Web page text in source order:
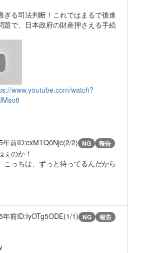
ぎる司法判断！これではまるで後進
題で、日本政府の財産押さえる手続
www.youtube.com/watch?
年前ID:cxMTQ0Njc(2/2) NG 報告
ぇのか！
こっちは、ずっと待ってるんだから
年前ID:IyOTg5ODE(1/1) NG 報告